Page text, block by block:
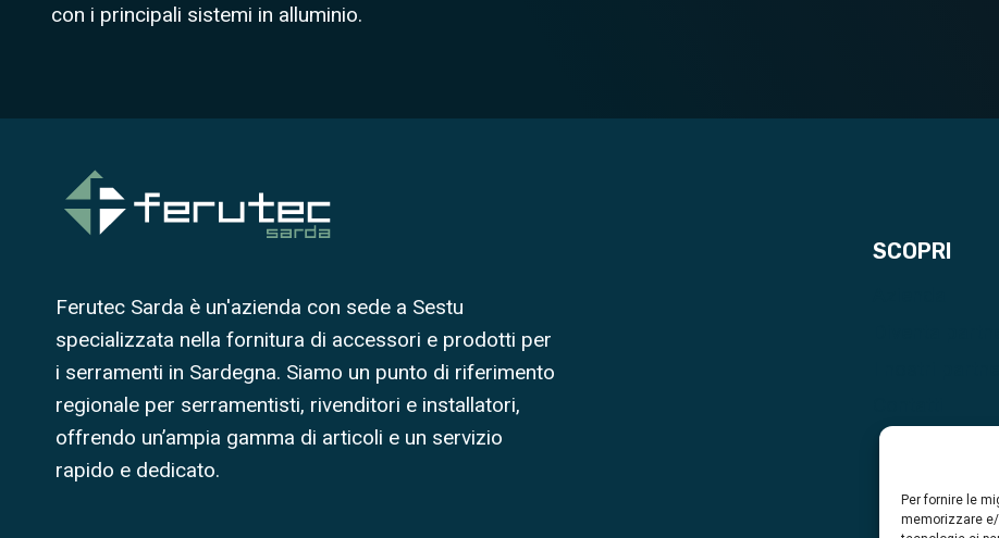
Per fornire le
memorizzare
con i principali sistemi in alluminio.
Ferutec Sarda è un'azienda con sede a Sestu
specializzata nella fornitura di accessori e prodotti per
i serramenti in Sardegna. Siamo un punto di riferimento
regionale per serramentisti, rivenditori e installatori,
offrendo un’ampia gamma di articoli e un servizio
rapido e dedicato.
SCOPRI